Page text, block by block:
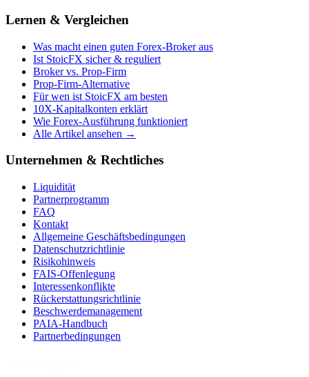
Lernen & Vergleichen
Was macht einen guten Forex-Broker aus
Ist StoicFX sicher & reguliert
Broker vs. Prop-Firm
Prop-Firm-Alternative
Für wen ist StoicFX am besten
10X-Kapitalkonten erklärt
Wie Forex-Ausführung funktioniert
Alle Artikel ansehen →
Unternehmen & Rechtliches
Liquidität
Partnerprogramm
FAQ
Kontakt
Allgemeine Geschäftsbedingungen
Datenschutzrichtlinie
Risikohinweis
FAIS-Offenlegung
Interessenkonflikte
Rückerstattungsrichtlinie
Beschwerdemanagement
PAIA-Handbuch
Partnerbedingungen